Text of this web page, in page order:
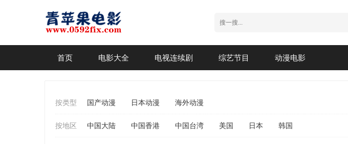
首页 电影大全 电视连续剧 综艺节目 动漫电影
按类型 国产动漫 日本动漫 海外动漫
按地区 中国大陆 中国香港 中国台湾 美国 日本 韩国